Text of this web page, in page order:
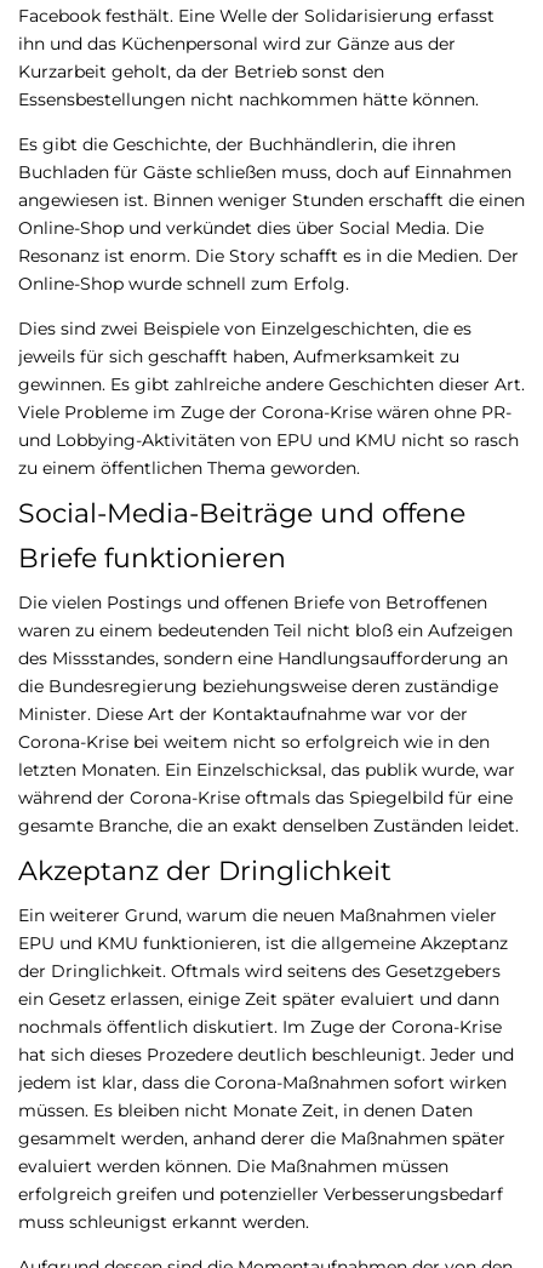
Facebook festhält. Eine Welle der Solidarisierung erfasst
ihn und das Küchenpersonal wird zur Gänze aus der
Kurzarbeit geholt, da der Betrieb sonst den
Essensbestellungen nicht nachkommen hätte können.
Es gibt die Geschichte, der Buchhändlerin, die ihren
Buchladen für Gäste schließen muss, doch auf Einnahmen
angewiesen ist. Binnen weniger Stunden erschafft die einen
Online-Shop und verkündet dies über Social Media. Die
Resonanz ist enorm. Die Story schafft es in die Medien. Der
Online-Shop wurde schnell zum Erfolg.
Dies sind zwei Beispiele von Einzelgeschichten, die es
jeweils für sich geschafft haben, Aufmerksamkeit zu
gewinnen. Es gibt zahlreiche andere Geschichten dieser Art.
Viele Probleme im Zuge der Corona-Krise wären ohne PR-
und Lobbying-Aktivitäten von EPU und KMU nicht so rasch
zu einem öffentlichen Thema geworden.
Social-Media-Beiträge und offene
Briefe funktionieren
Die vielen Postings und offenen Briefe von Betroffenen
waren zu einem bedeutenden Teil nicht bloß ein Aufzeigen
des Missstandes, sondern eine Handlungsaufforderung an
die Bundesregierung beziehungsweise deren zuständige
Minister. Diese Art der Kontaktaufnahme war vor der
Corona-Krise bei weitem nicht so erfolgreich wie in den
letzten Monaten. Ein Einzelschicksal, das publik wurde, war
während der Corona-Krise oftmals das Spiegelbild für eine
gesamte Branche, die an exakt denselben Zuständen leidet.
Akzeptanz der Dringlichkeit
Ein weiterer Grund, warum die neuen Maßnahmen vieler
EPU und KMU funktionieren, ist die allgemeine Akzeptanz
der Dringlichkeit. Oftmals wird seitens des Gesetzgebers
ein Gesetz erlassen, einige Zeit später evaluiert und dann
nochmals öffentlich diskutiert. Im Zuge der Corona-Krise
hat sich dieses Prozedere deutlich beschleunigt. Jeder und
jedem ist klar, dass die Corona-Maßnahmen sofort wirken
müssen. Es bleiben nicht Monate Zeit, in denen Daten
gesammelt werden, anhand derer die Maßnahmen später
evaluiert werden können. Die Maßnahmen müssen
erfolgreich greifen und potenzieller Verbesserungsbedarf
muss schleunigst erkannt werden.